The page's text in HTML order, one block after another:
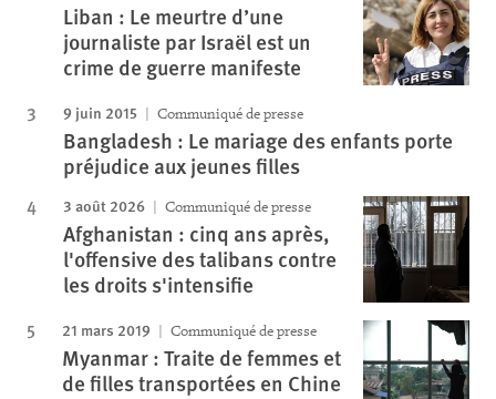
Liban : Le meurtre d’une
journaliste par Israël est un
crime de guerre manifeste
9 juin 2015 Communiqué de presse
Bangladesh : Le mariage des enfants porte
préjudice aux jeunes filles
3 août 2026 Communiqué de presse
Afghanistan : cinq ans après,
l'offensive des talibans contre
les droits s'intensifie
21 mars 2019 Communiqué de presse
Myanmar : Traite de femmes et
de filles transportées en Chine